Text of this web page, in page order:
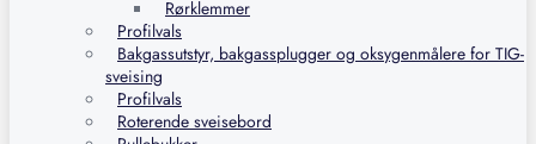
Rørklemmer
Profilvals
Bakgassutstyr, bakgassplugger og oksygenmålere for TIG-
sveising
Profilvals
Roterende sveisebord